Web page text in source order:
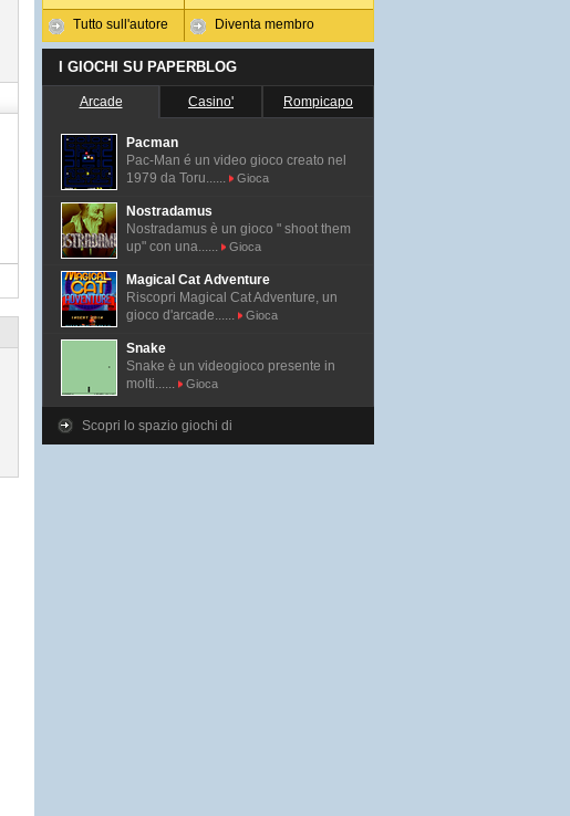
Tutto sull'autore Diventa membro
I GIOCHI SU PAPERBLOG
Arcade Casino' Rompicapo
Pacman
Pac-Man é un video gioco creato nel
1979 da Toru......
Gioca
Nostradamus
Nostradamus è un gioco " shoot them
up" con una......
Gioca
Magical Cat Adventure
Riscopri Magical Cat Adventure, un
gioco d'arcade......
Gioca
Snake
Snake è un videogioco presente in
molti......
Gioca
Scopri lo spazio giochi di